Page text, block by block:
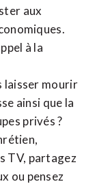
aux
à la
laisser mourir
ainsi que la
privés ?
TV, partagez
ou pensez